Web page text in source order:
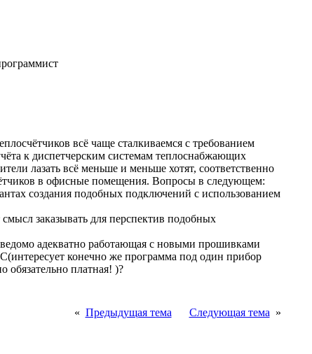
всё чаще сталкиваемся с требованием
к диспетчерским системам теплоснабжающих
лазать всё меньше и меньше хотят, соответственно
в офисные помещения. Вопросы в следующем:
создания подобных подключений с использованием
заказывать для перспектив подобных
адекватно работающая с новыми прошивками
конечно же программа под один прибор
обязательно платная! )?
« Предыдущая тема Следующая тема »